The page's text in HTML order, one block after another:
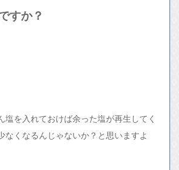
すか？
塩を入れておけば余った塩が再生してく
なくなるんじゃないか？と思いますよ